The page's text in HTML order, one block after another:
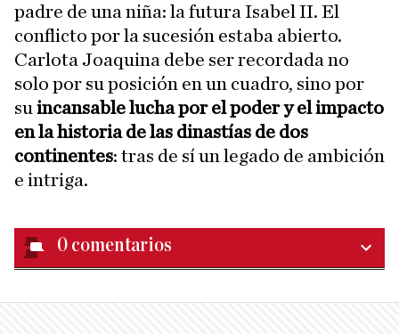
padre de una niña: la futura Isabel II. El
conflicto por la sucesión estaba abierto.
Carlota Joaquina debe ser recordada no
solo por su posición en un cuadro, sino por
su incansable lucha por el poder y el impacto
en la historia de las dinastías de dos
continentes: tras de sí un legado de ambición
e intriga.
0 comentarios